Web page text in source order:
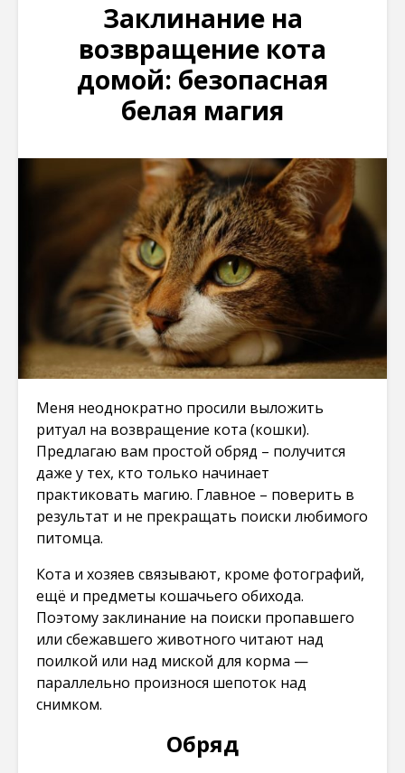
Заклинание на
возвращение кота
домой: безопасная
белая магия
Меня неоднократно просили выложить
ритуал на возвращение кота (кошки).
Предлагаю вам простой обряд – получится
даже у тех, кто только начинает
практиковать магию. Главное – поверить в
результат и не прекращать поиски любимого
питомца.
Кота и хозяев связывают, кроме фотографий,
ещё и предметы кошачьего обихода.
Поэтому заклинание на поиски пропавшего
или сбежавшего животного читают над
поилкой или над миской для корма —
параллельно произнося шепоток над
снимком.
Обряд